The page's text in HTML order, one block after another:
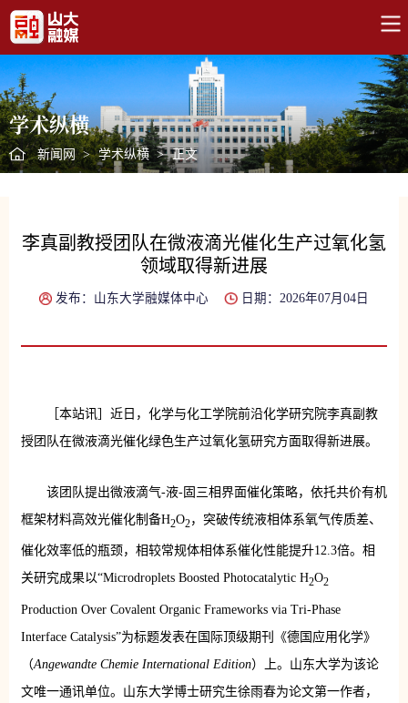
学术纵横
新闻网 > 学术纵横 > 正文
李真副教授团队在微液滴光催化生产过氧化氢
领域取得新进展
发布：山东大学融媒体中心 日期：2026年07月04日
［本站讯］近日，化学与化工学院前沿化学研究院李真副教
授团队在微液滴光催化绿色生产过氧化氢研究方面取得新进展。
该团队提出微液滴气-液-固三相界面催化策略，依托共价有机
框架材料高效光催化制备H2O2，突破传统液相体系氧气传质差、
催化效率低的瓶颈，相较常规体相体系催化性能提升12.3倍。相
关研究成果以“Microdroplets Boosted Photocatalytic H2O2
Production Over Covalent Organic Frameworks via Tri-Phase
Interface Catalysis”为标题发表在国际顶级期刊《德国应用化学》
（Angewandte Chemie International Edition）上。山东大学为该论
文唯一通讯单位。山东大学博士研究生徐雨春为论文第一作者，